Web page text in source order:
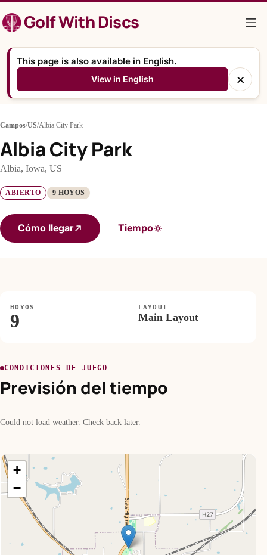
al
contenidoGolf With Discs
This page is also available in English.
View in English ×
Campos/US/Albia City Park
Albia City Park
Albia, Iowa, US
ABIERTO 9 HOYOS
Cómo llegar Tiempo
HOYOS
9
LAYOUT
Main Layout
CONDICIONES DE JUEGO
Previsión del tiempo
Could not load weather. Check back later.
+
−